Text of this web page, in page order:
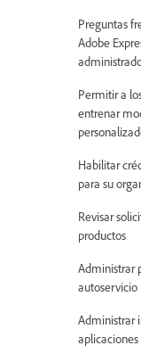
Preguntas
Adobe
Permitir a
entrenar
Habilitar
para su
Revisar
productos
Administrar
autoservicio
Administrar
aplicaciones